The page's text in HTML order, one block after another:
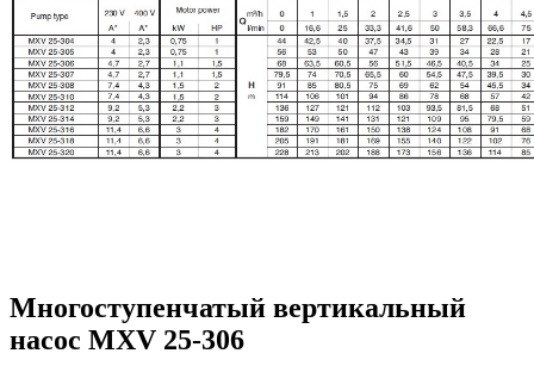
Многоступенчатый вертикальный
насос MXV 25-306